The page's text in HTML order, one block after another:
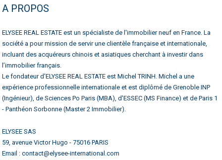
A PROPOS
ELYSEE REAL ESTATE est un spécialiste de l'immobilier neuf en France. La
société a pour mission de servir une clientèle française et internationale,
incluant des acquéreurs chinois et asiatiques cherchant à investir dans
l’immobilier français.
Le fondateur d'ELYSEE REAL ESTATE est Michel TRINH. Michel a une
expérience professionnelle internationale et est diplômé de Grenoble INP
(Ingénieur), de Sciences Po Paris (MBA), d'ESSEC (MS Finance) et de Paris 1
- Panthéon Sorbonne (Master 2 Immobilier).
ELYSEE SAS
59, avenue Victor Hugo - 75016 PARIS
Email : contact@elysee-international.com